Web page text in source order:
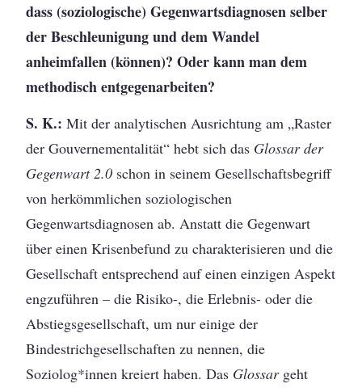
dass (soziologische) Gegenwartsdiagnosen selber
der Beschleunigung und dem Wandel
anheimfallen (können)? Oder kann man dem
methodisch entgegenarbeiten?
S. K.: Mit der analytischen Ausrichtung am „Raster
der Gouvernementalität“ hebt sich das Glossar der
Gegenwart 2.0 schon in seinem Gesellschaftsbegriff
von herkömmlichen soziologischen
Gegenwartsdiagnosen ab. Anstatt die Gegenwart
über einen Krisenbefund zu charakterisieren und die
Gesellschaft entsprechend auf einen einzigen Aspekt
engzuführen – die Risiko-, die Erlebnis- oder die
Abstiegsgesellschaft, um nur einige der
Bindestrichgesellschaften zu nennen, die
Soziolog*innen kreiert haben. Das Glossar geht